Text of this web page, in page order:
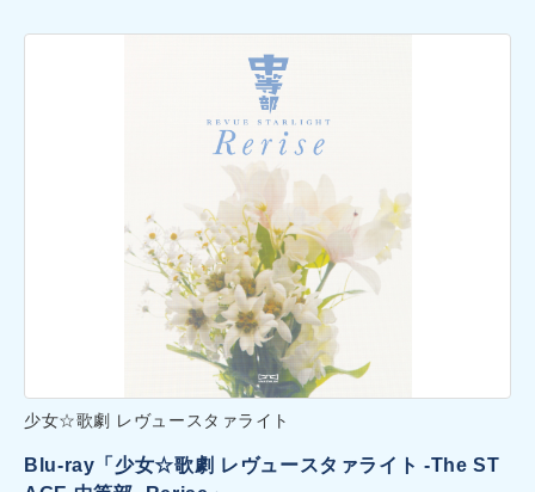
少女☆歌劇 レヴュースタァライト
Blu-ray「少女☆歌劇 レヴュースタァライト -The ST